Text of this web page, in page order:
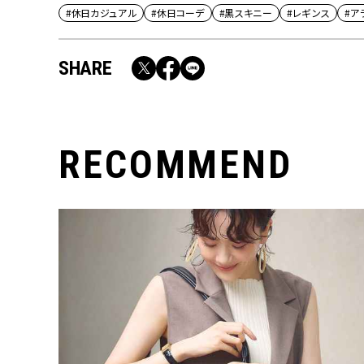
#休日カジュアル #休日コーデ #黒スキニー #レギンス #ア
SHARE
RECOMMEND